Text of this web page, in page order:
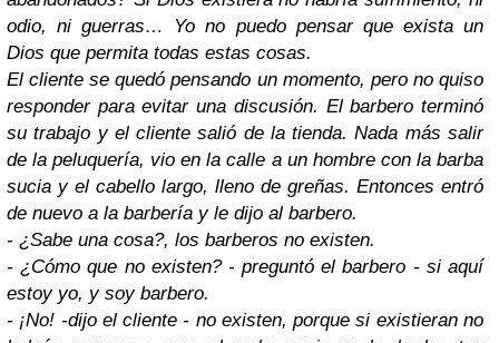
odio, ni guerras… Yo no puedo pensar que exista un
Dios que permita todas estas cosas.
El cliente se quedó pensando un momento, pero no quiso
responder para evitar una discusión. El barbero terminó
su trabajo y el cliente salió de la tienda. Nada más salir
de la peluquería, vio en la calle a un hombre con la barba
sucia y el cabello largo, lleno de greñas. Entonces entró
de nuevo a la barbería y le dijo al barbero.
- ¿Sabe una cosa?, los barberos no existen.
- ¿Cómo que no existen? - preguntó el barbero - si aquí
estoy yo, y soy barbero.
- ¡No! -dijo el cliente - no existen, porque si existieran no